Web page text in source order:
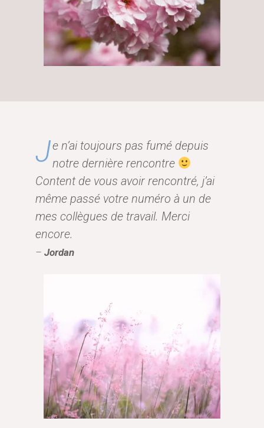
Je n’ai toujours pas fumé depuis
notre dernière rencontre
Content de vous avoir rencontré, j’ai
même passé votre numéro à un de
mes collègues de travail. Merci
encore.
– Jordan